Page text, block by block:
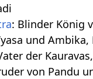
: Blinder König
und Ambika,
der
von Pandu